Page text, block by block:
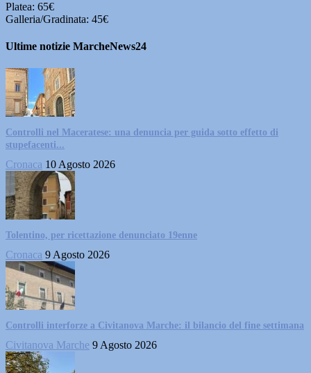
Platea: 65€
Galleria/Gradinata: 45€
Ultime notizie MarcheNews24
Controlli nel Maceratese: una denuncia per guida sotto effetto di
stupefacenti...
Cronaca 10 Agosto 2026
Tolentino, per ricettazione denunciato 19enne
Cronaca 9 Agosto 2026
Controlli interforze a Civitanova Marche: il bilancio del fine settimana
Civitanova Marche 9 Agosto 2026